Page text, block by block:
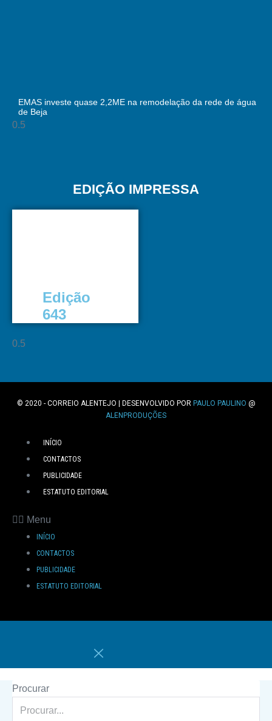
EMAS investe quase 2,2ME na remodelação da rede de água
de Beja
EDIÇÃO IMPRESSA
Edição
643
© 2020 - CORREIO ALENTEJO | DESENVOLVIDO POR PAULO PAULINO @
ALENPRODUÇÕES
INÍCIO
CONTACTOS
PUBLICIDADE
ESTATUTO EDITORIAL
Menu
INÍCIO
CONTACTOS
PUBLICIDADE
ESTATUTO EDITORIAL
Procurar